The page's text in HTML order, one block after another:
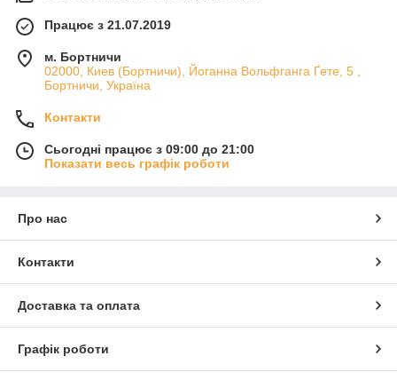
Працює з 21.07.2019
м. Бортничи
02000, Киев (Бортничи), Йоганна Вольфганга Ґете, 5 ,
Бортничи, Україна
Контакти
Сьогодні працює з 09:00 до 21:00
Показати весь графік роботи
Про нас
Контакти
Доставка та оплата
Графік роботи